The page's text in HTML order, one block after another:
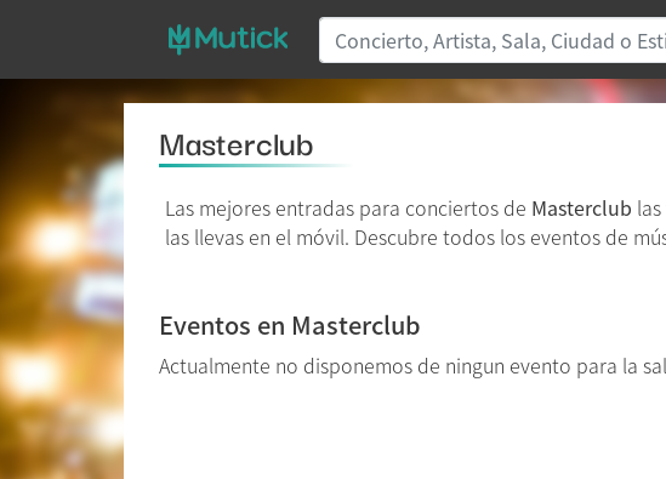
Masterclub
Las mejores entradas para conciertos de Masterclub
las llevas en el móvil. Descubre todos los eventos de
Eventos en Masterclub
Actualmente no disponemos de ningun evento para la